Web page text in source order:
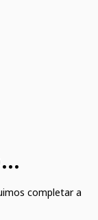
completar a